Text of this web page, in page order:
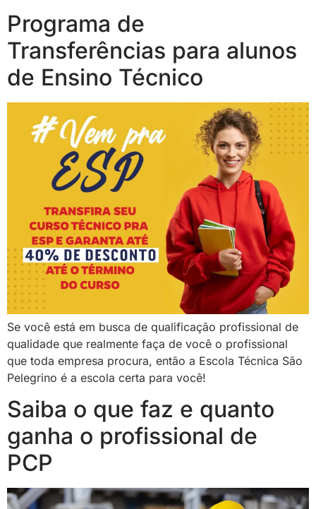
Programa de
Transferências para alunos
de Ensino Técnico
Se você está em busca de qualificação profissional de
qualidade que realmente faça de você o profissional
que toda empresa procura, então a Escola Técnica São
Pelegrino é a escola certa para você!
Saiba o que faz e quanto
ganha o profissional de
PCP